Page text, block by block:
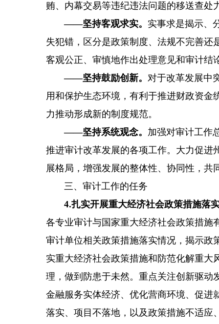
贿、内幕交易等违纪违法问题的移送查处
——坚持客观求实。 实事求是揭示、
失犯错，区分是政策制度、法规不完善
客观公正、 审慎地作出处理意见和审计结
——坚持鼓励创新。 对于改革发展中
用和保护生态环境，有利于推进财政资
力推动形成新的制度规范。
——坚持系统观念。 加强对审计工作
推进审计改革发展的各项工作。 大力促进
展格局，增强发展的整体性、 协同性，共
三、审计工作的任务
4.扎实开展重大经济社会政策措施落
各专业审计与国家重大经济社会政策措施
审计单位相关政策措施落实情况，揭示政
实重大经济社会政策措施和防范化解重大
理，做到防患于未然。重点关注创新驱动
金融服务实体经济、 优化营商环境、促进
落实、项目不落地，以及政策措施不适应